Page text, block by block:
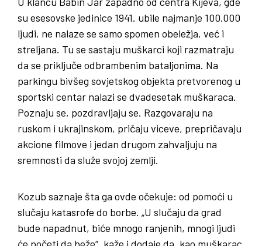
su esesovske jedinice 1941. ubile najmanje 100.000
ljudi, ne nalaze se samo spomen obeležja, već i
streljana. Tu se sastaju muškarci koji razmatraju
da se priključe odbrambenim bataljonima. Na
parkingu bivšeg sovjetskog objekta pretvorenog u
sportski centar nalazi se dvadesetak muškaraca.
Poznaju se, pozdravljaju se. Razgovaraju na
ruskom i ukrajinskom, pričaju viceve, prepričavaju
akcione filmove i jedan drugom zahvaljuju na
sremnosti da služe svojoj zemlji.
Kozub saznaje šta ga ovde očekuje: od pomoći u
slučaju katasrofe do borbe. „U slučaju da grad
bude napadnut, biće mnogo ranjenih, mnogi ljudi